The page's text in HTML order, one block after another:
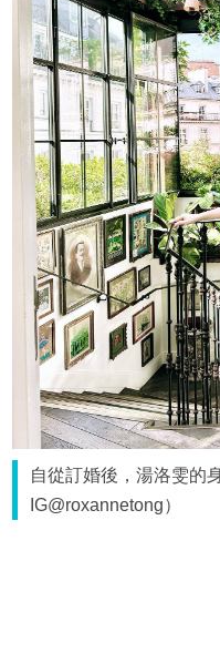
自從訂婚後，湯洛雯的
IG@roxannetong）